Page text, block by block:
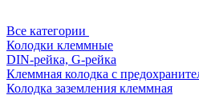
Все категории
Колодки клеммные
DIN-рейка, G-рейка
Клеммная колодка с
Колодка заземления клеммная